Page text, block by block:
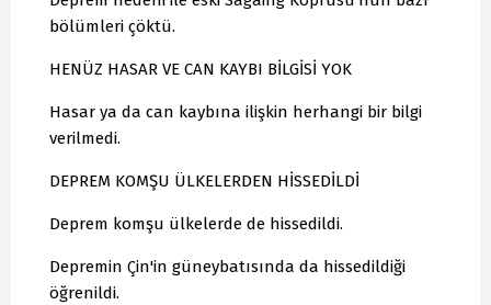
bölümleri çöktü.
HENÜZ HASAR VE CAN KAYBI BİLGİSİ YOK
Hasar ya da can kaybına ilişkin herhangi bir bilgi
verilmedi.
DEPREM KOMŞU ÜLKELERDEN HİSSEDİLDİ
Deprem komşu ülkelerde de hissedildi.
Depremin Çin'in güneybatısında da hissedildiği
öğrenildi.